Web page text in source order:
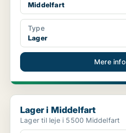
Middelfart
Type
Lager
Mere info
Lager i Middelfart
Lager i Middelfart
Lager til leje i 5500 Middelfart